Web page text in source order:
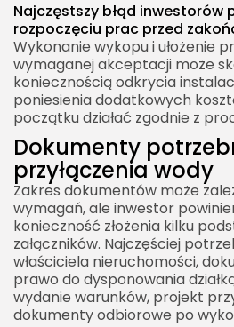
Najczęstszy błąd inwestorów
rozpoczęciu prac przed
Wykonanie wykopu i ułożenie
wymaganej akceptacji może
koniecznością odkrycia
poniesienia dodatkowych
początku działać zgodnie z
Dokumenty
przyłączenia wody
Zakres dokumentów może
wymagań, ale inwestor
konieczność złożenia kilku
załączników. Najczęściej
właściciela nieruchomości,
prawo do dysponowania
wydanie warunków, projekt
dokumenty odbiorowe po